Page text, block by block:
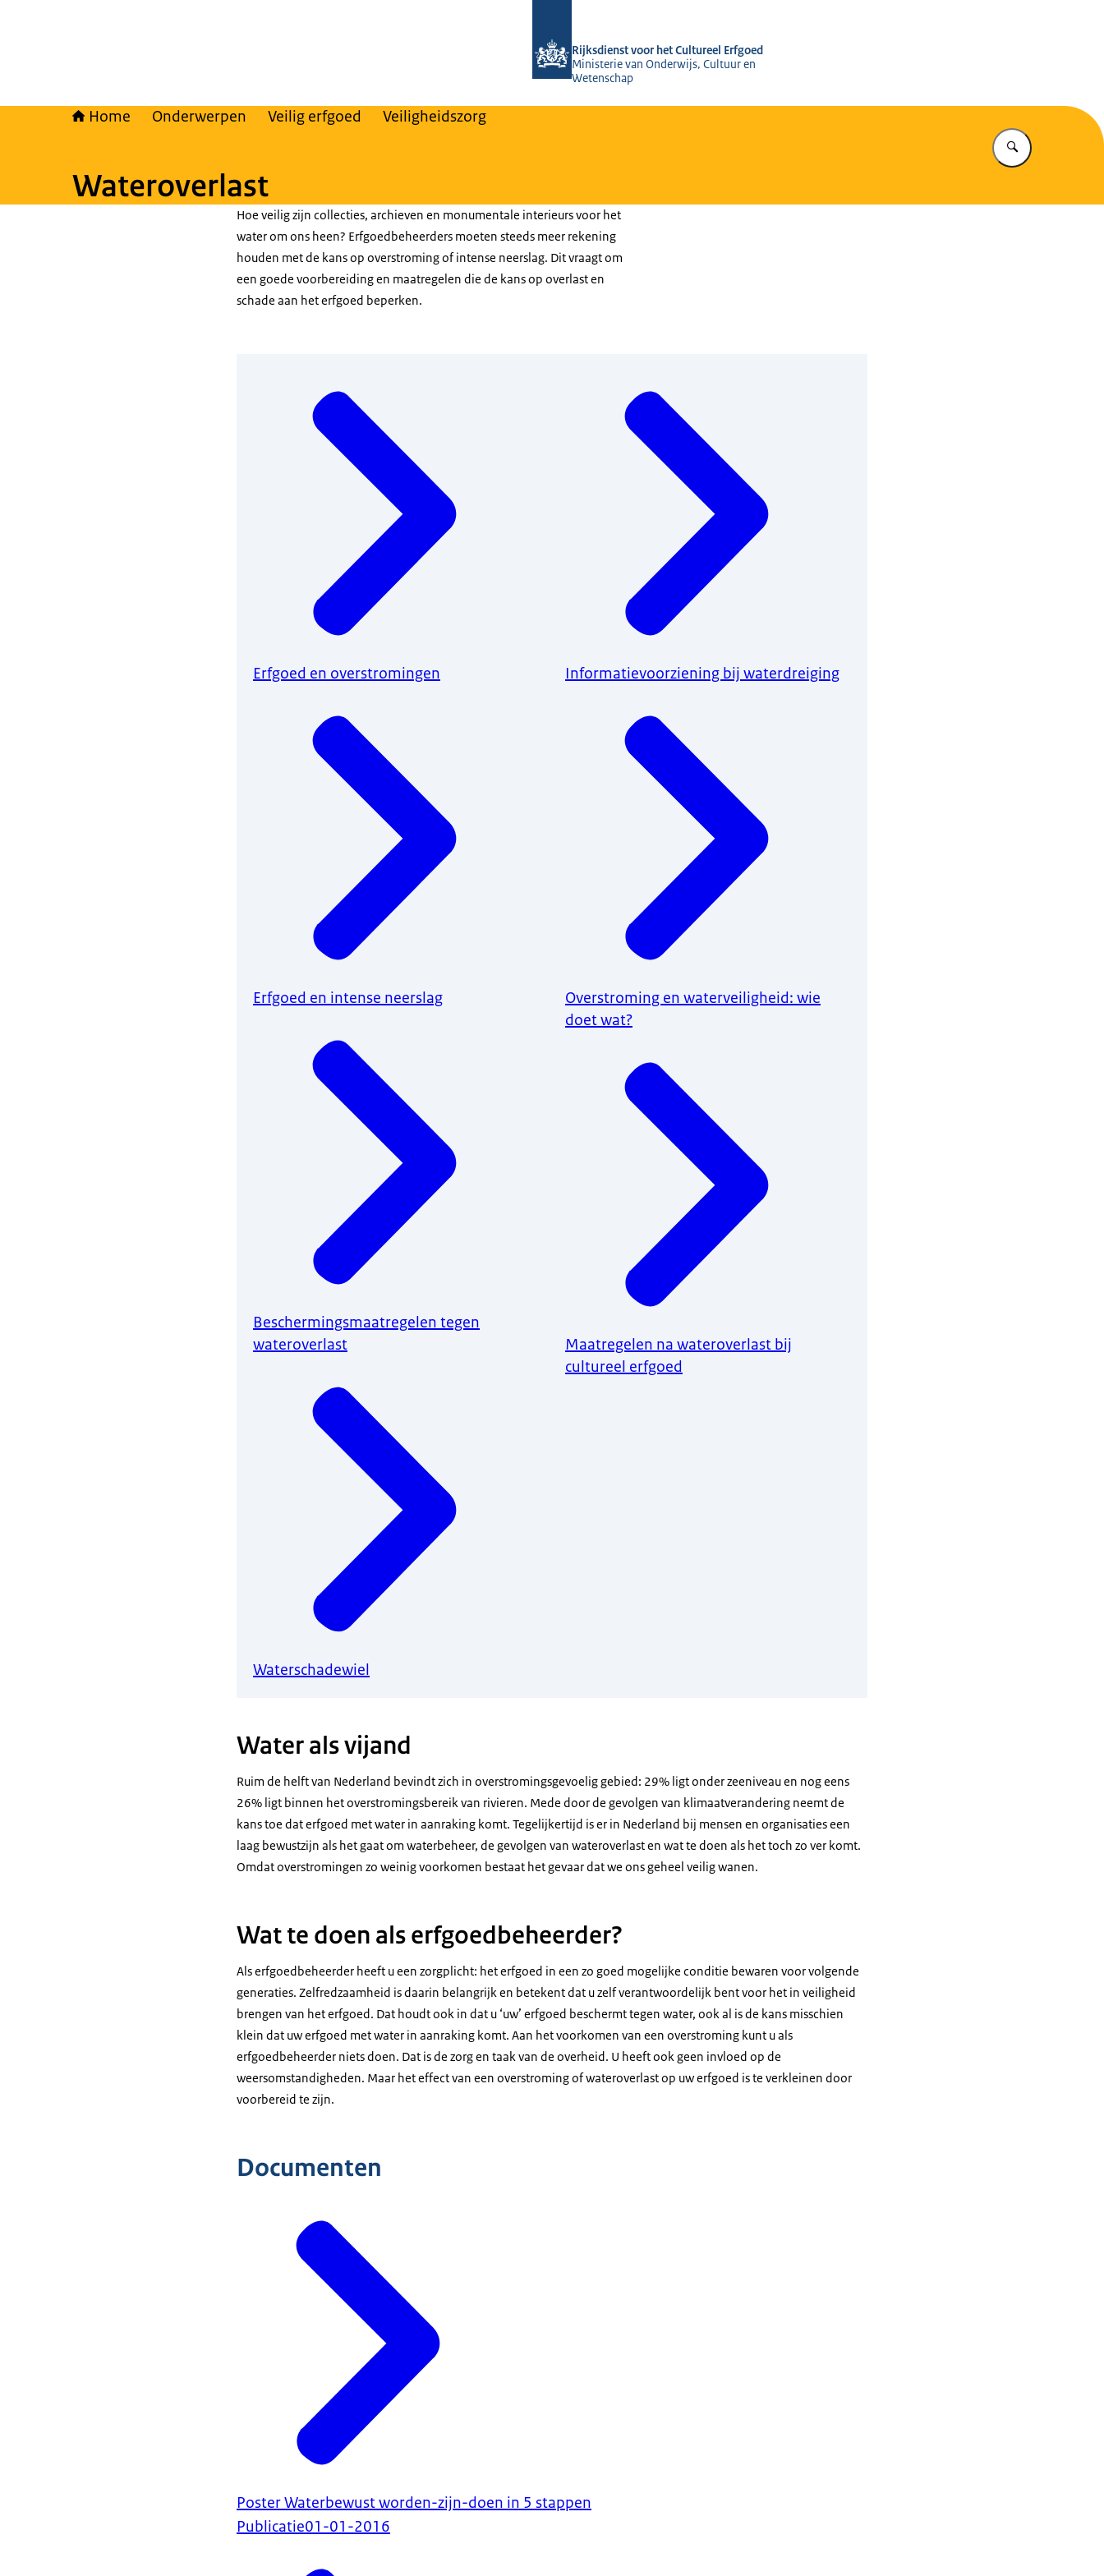
Rijksdienst voor het Cultureel Erfgoed
Ministerie van Onderwijs, Cultuur en
Wetenschap
Home Onderwerpen Veilig erfgoed Veiligheidszorg
Vul in wat u
Wateroverlast
Hoe veilig zijn collecties, archieven en monumentale interieurs voor het
water om ons heen? Erfgoedbeheerders moeten steeds meer rekening
houden met de kans op overstroming of intense neerslag. Dit vraagt om
een goede voorbereiding en maatregelen die de kans op overlast en
schade aan het erfgoed beperken.
Erfgoed en overstromingen
Erfgoed en intense neerslag
Beschermingsmaatregelen tegen
wateroverlast
Waterschadewiel
Informatievoorziening bij waterdreiging
Overstroming en waterveiligheid: wie
doet wat?
Maatregelen na wateroverlast bij
cultureel erfgoed
Water als vijand
Ruim de helft van Nederland bevindt zich in overstromingsgevoelig gebied: 29% ligt onder zeeniveau en nog eens
26% ligt binnen het overstromingsbereik van rivieren. Mede door de gevolgen van klimaatverandering neemt de
kans toe dat erfgoed met water in aanraking komt. Tegelijkertijd is er in Nederland bij mensen en organisaties een
laag bewustzijn als het gaat om waterbeheer, de gevolgen van wateroverlast en wat te doen als het toch zo ver komt.
Omdat overstromingen zo weinig voorkomen bestaat het gevaar dat we ons geheel veilig wanen.
Wat te doen als erfgoedbeheerder?
Als erfgoedbeheerder heeft u een zorgplicht: het erfgoed in een zo goed mogelijke conditie bewaren voor volgende
generaties. Zelfredzaamheid is daarin belangrijk en betekent dat u zelf verantwoordelijk bent voor het in veiligheid
brengen van het erfgoed. Dat houdt ook in dat u ‘uw’ erfgoed beschermt tegen water, ook al is de kans misschien
klein dat uw erfgoed met water in aanraking komt. Aan het voorkomen van een overstroming kunt u als
erfgoedbeheerder niets doen. Dat is de zorg en taak van de overheid. U heeft ook geen invloed op de
weersomstandigheden. Maar het effect van een overstroming of wateroverlast op uw erfgoed is te verkleinen door
voorbereid te zijn.
Documenten
Poster Waterbewust worden-zijn-doen in 5 stappen
Publicatie01-01-2016